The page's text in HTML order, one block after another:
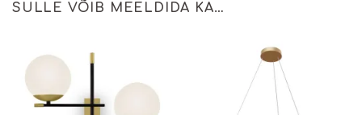
SULLE VÕIB MEELDIDA KA…